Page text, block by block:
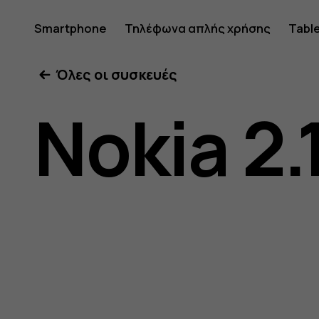
Οδηγίες
χρήσης
Nokia
Smartphone Τηλέφωνα απλής χρήσης
Όλες οι συσκευές
Nokia